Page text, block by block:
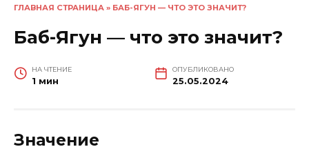
ГЛАВНАЯ СТРАНИЦА » БАБ-ЯГУН — ЧТО ЭТО ЗНАЧИТ?
Баб-Ягун — что это значит?
НА ЧТЕНИЕ
1 мин
ОПУБЛИКОВАНО
25.05.2024
Значение